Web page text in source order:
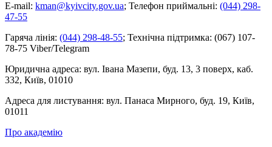
E-mail: kman@kyivcity.gov.ua; Телефон приймальні: (044) 298-
47-55
Гаряча лінія: (044) 298-48-55; Технічна підтримка: (067) 107-
78-75 Viber/Telegram
Юридична адреса: вул. Івана Мазепи, буд. 13, 3 поверх, каб.
332, Київ, 01010
Адреса для листування: вул. Панаса Мирного, буд. 19, Київ,
01011
Про академію